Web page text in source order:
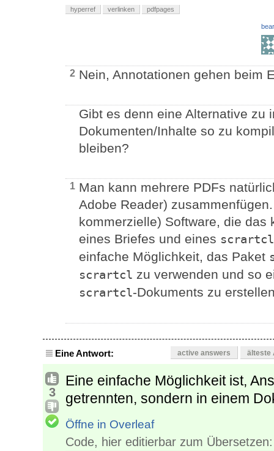
hyperref verlinken pdfpages
2 Nein, Annotationen gehen beim
Gibt es denn eine Alternative zu
Dokumenten/Inhalte so zu
bleiben?
1 Man kann mehrere PDFs
Adobe Reader)
kommerzielle) Software, die
eines Briefes und eines scrartcl
einfache Möglichkeit, das Paket
scrartcl zu verwenden und so
scrartcl-Dokuments zu
Eine Antwort: active answers älteste
3
Eine einfache Möglichkeit ist,
getrennten, sondern in einem
Öffne in Overleaf
Code, hier editierbar zum Übersetzen: